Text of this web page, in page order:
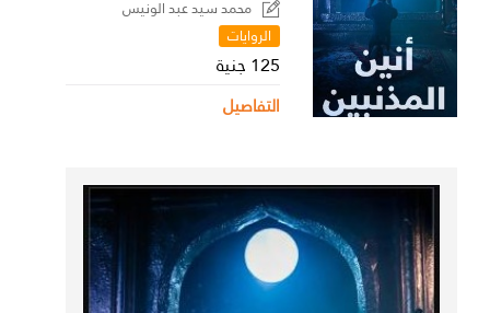
محمد سيد عبد الونيس
الروايات
125 جنية
التفاصيل